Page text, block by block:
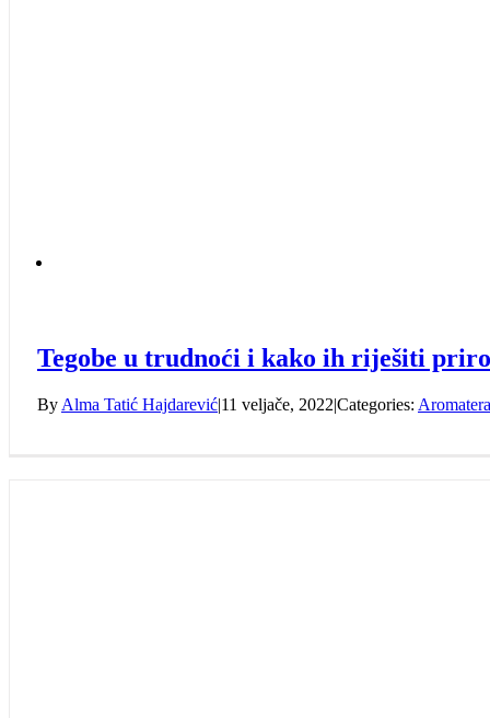
Tegobe u trudnoći i kako ih riješiti
By Alma Tatić Hajdarević|11 veljače, 2022|Categories: